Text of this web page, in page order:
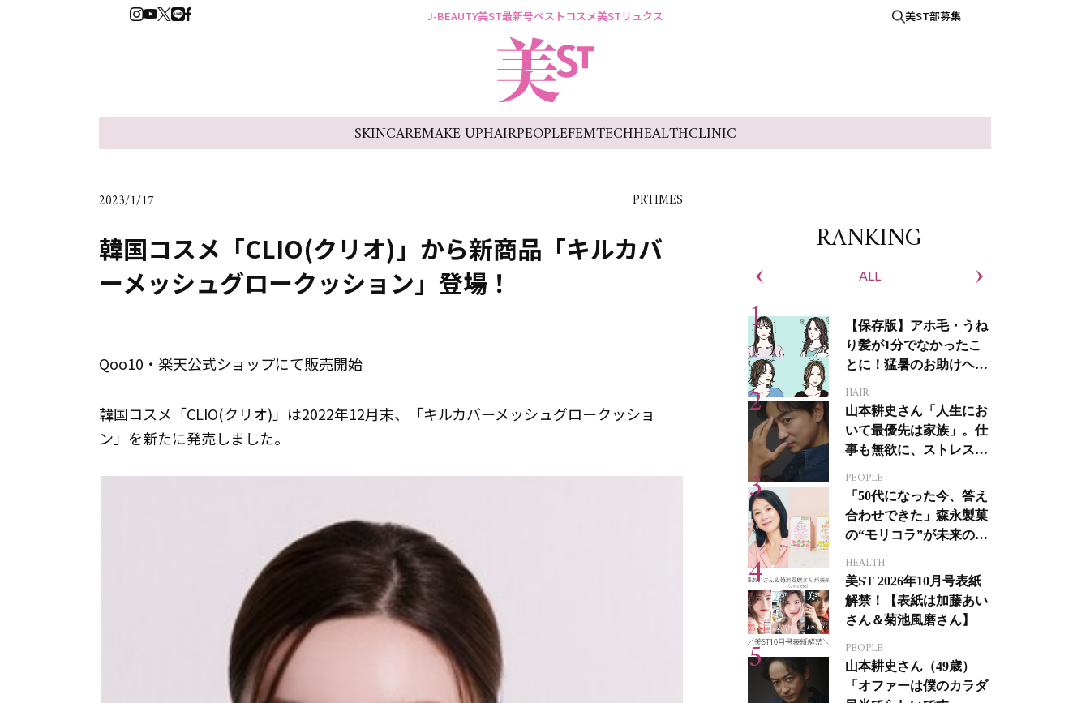
J-BEAUTY美ST最新号ベストコスメ美STリュクス 美ST部募集
SKINCAREMAKE UPHAIRPEOPLEFEMTECHHEALTHCLINIC
2023/1/17 PRTIMES
韓国コスメ「CLIO(クリオ)」から新商品「キルカバ
ーメッシュグロークッション」登場！
Qoo10・楽天公式ショップにて販売開始
韓国コスメ「CLIO(クリオ)」は2022年12月末、「キルカバーメッシュグロークッショ
ン」を新たに発売しました。
RANKING
ALL
【保存版】アホ毛・うね
り髪が1分でなかったこ
とに！猛暑のお助けヘア
HAIR
山本耕史さん「人生にお
いて最優先は家族」。仕
事も無欲に、ストレスを
PEOPLE
「50代になった今、答え
合わせできた」森永製菓
の“モリコラ”が未来のキ
HEALTH
美ST 2026年10月号表紙
解禁！【表紙は加藤あい
さん＆菊池風磨さん】
PEOPLE
山本耕史さん（49歳）
「オファーは僕のカラダ